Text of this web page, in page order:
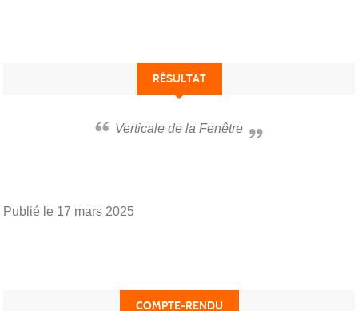
RÉSULTAT
Verticale de la Fenêtre
Publié le 17 mars 2025
COMPTE-RENDU